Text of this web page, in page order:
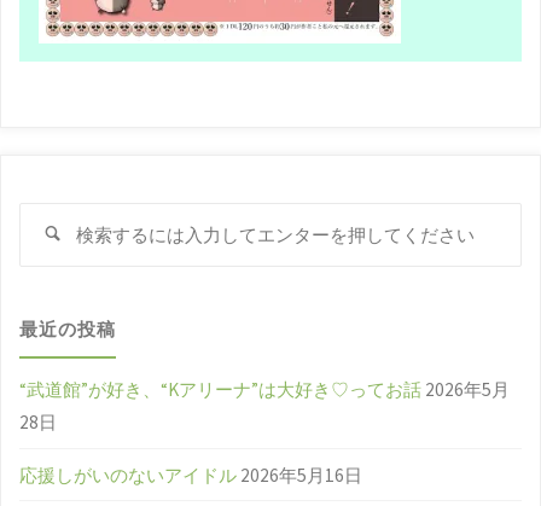
検
最近の投稿
“武道館”が好き、“Kアリーナ”は大好き♡ってお話 2026年5月
28日
応援しがいのないアイドル 2026年5月16日